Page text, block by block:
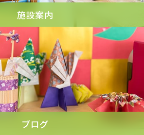
施設案内
ブログ